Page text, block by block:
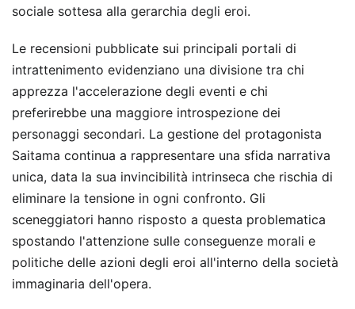
sociale sottesa alla gerarchia degli eroi.
Le recensioni pubblicate sui principali portali di
intrattenimento evidenziano una divisione tra chi
apprezza l'accelerazione degli eventi e chi
preferirebbe una maggiore introspezione dei
personaggi secondari. La gestione del protagonista
Saitama continua a rappresentare una sfida narrativa
unica, data la sua invincibilità intrinseca che rischia di
eliminare la tensione in ogni confronto. Gli
sceneggiatori hanno risposto a questa problematica
spostando l'attenzione sulle conseguenze morali e
politiche delle azioni degli eroi all'interno della società
immaginaria dell'opera.